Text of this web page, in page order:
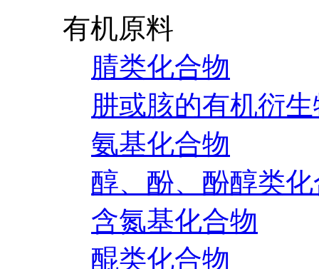
有机原料
腈类化合物
肼或胲的有机衍
氨基化合物
醇、酚、酚醇类
含氮基化合物
醌类化合物